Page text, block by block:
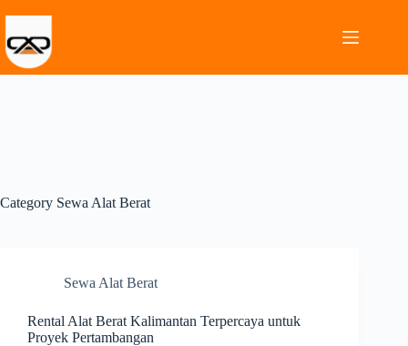
Category Sewa Alat Berat
Sewa Alat Berat
Rental Alat Berat Kalimantan Terpercaya untuk
Proyek Pertambangan